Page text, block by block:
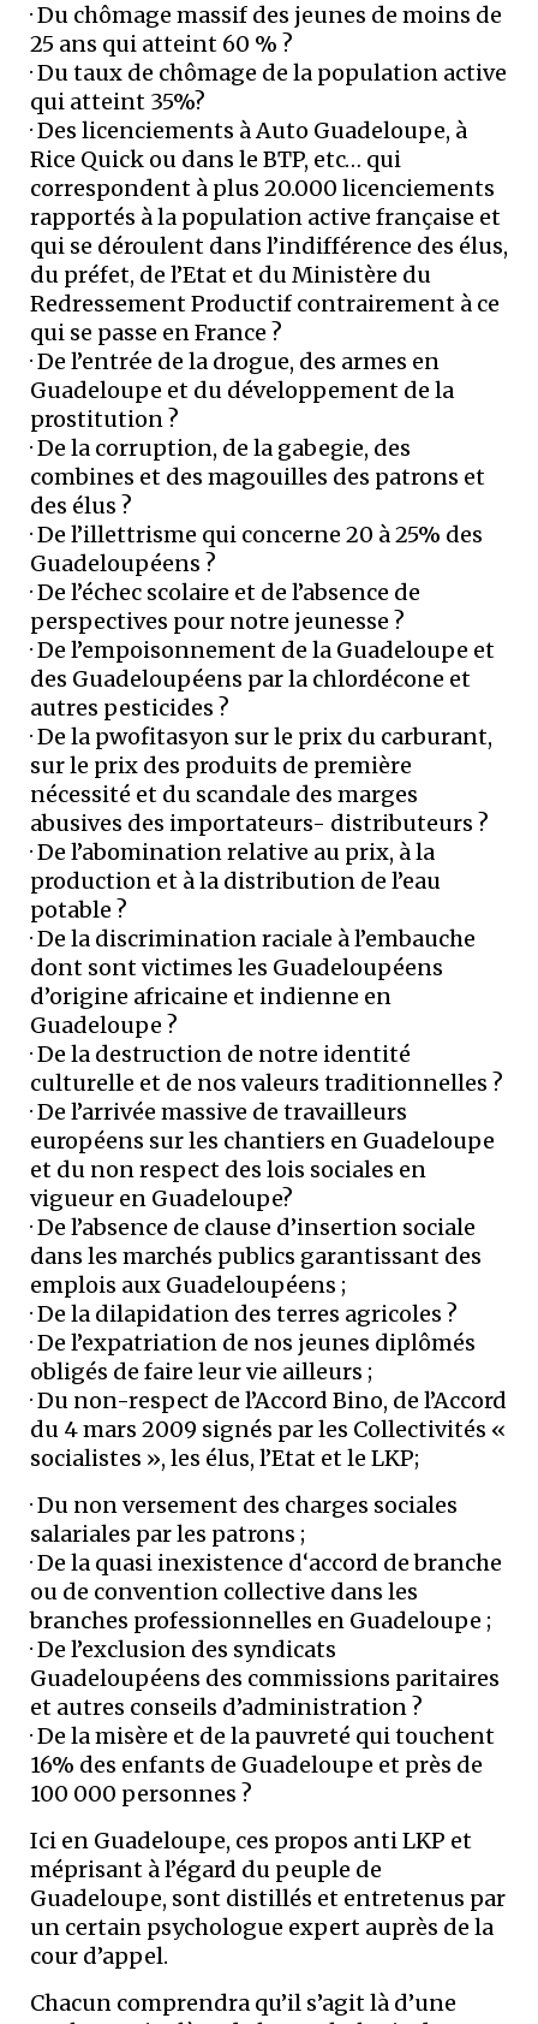
· Du chômage massif des jeunes de moins de
25 ans qui atteint 60 % ?
· Du taux de chômage de la population active
qui atteint 35%?
· Des licenciements à Auto Guadeloupe, à
Rice Quick ou dans le BTP, etc… qui
correspondent à plus 20.000 licenciements
rapportés à la population active française et
qui se déroulent dans l’indifférence des élus,
du préfet, de l’Etat et du Ministère du
Redressement Productif contrairement à ce
qui se passe en France ?
· De l’entrée de la drogue, des armes en
Guadeloupe et du développement de la
prostitution ?
· De la corruption, de la gabegie, des
combines et des magouilles des patrons et
des élus ?
· De l’illettrisme qui concerne 20 à 25% des
Guadeloupéens ?
· De l’échec scolaire et de l’absence de
perspectives pour notre jeunesse ?
· De l’empoisonnement de la Guadeloupe et
des Guadeloupéens par la chlordécone et
autres pesticides ?
· De la pwofitasyon sur le prix du carburant,
sur le prix des produits de première
nécessité et du scandale des marges
abusives des importateurs- distributeurs ?
· De l’abomination relative au prix, à la
production et à la distribution de l’eau
potable ?
· De la discrimination raciale à l’embauche
dont sont victimes les Guadeloupéens
d’origine africaine et indienne en
Guadeloupe ?
· De la destruction de notre identité
culturelle et de nos valeurs traditionnelles ?
· De l’arrivée massive de travailleurs
européens sur les chantiers en Guadeloupe
et du non respect des lois sociales en
vigueur en Guadeloupe?
· De l’absence de clause d’insertion sociale
dans les marchés publics garantissant des
emplois aux Guadeloupéens ;
· De la dilapidation des terres agricoles ?
· De l’expatriation de nos jeunes diplômés
obligés de faire leur vie ailleurs ;
· Du non-respect de l’Accord Bino, de l’Accord
du 4 mars 2009 signés par les Collectivités «
socialistes », les élus, l’Etat et le LKP;
· Du non versement des charges sociales
salariales par les patrons ;
· De la quasi inexistence d‘accord de branche
ou de convention collective dans les
branches professionnelles en Guadeloupe ;
· De l’exclusion des syndicats
Guadeloupéens des commissions paritaires
et autres conseils d’administration ?
· De la misère et de la pauvreté qui touchent
16% des enfants de Guadeloupe et près de
100 000 personnes ?
Ici en Guadeloupe, ces propos anti LKP et
méprisant à l’égard du peuple de
Guadeloupe, sont distillés et entretenus par
un certain psychologue expert auprès de la
cour d’appel.
Chacun comprendra qu’il s’agit là d’une